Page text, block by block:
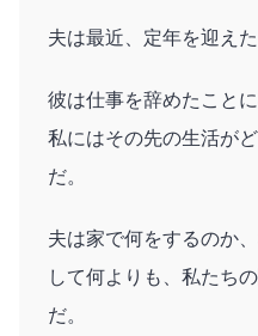
夫は最近、定年を迎えた
彼は仕事を辞めたこと
私にはその先の生活が
だ。
夫は家で何をするのか
して何よりも、私たち
だ。